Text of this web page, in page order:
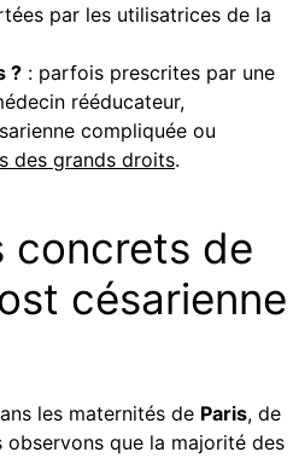
par les utilisatrices de la
? : parfois prescrites par une
rééducateur,
compliquée ou
des grands droits.
concrets de
césarienne
les maternités de Paris, de
observons que la majorité des